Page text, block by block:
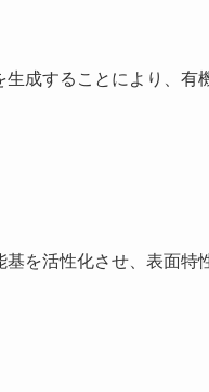
成することにより、有
を活性化させ、表面特